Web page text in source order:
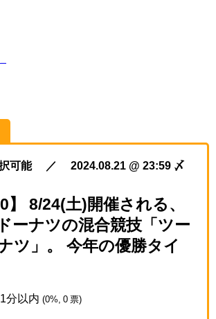
択可能 ／ 2024.08.21 @ 23:59 〆
】 8/24(土)開催される、
ーナツの混合競技「ツー
ツ」。 今年の優勝タイ
分以内 (0%, 0 票)